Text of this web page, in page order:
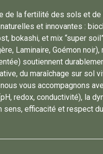
de la fertilité des sols et
et innovantes :
bokashi, et mix “super
Laminaire, Goémon noir),
soutiennent
du maraîchage sur sol
vous accompagnons
redox, conductivité), la
sens, efficacité et respect